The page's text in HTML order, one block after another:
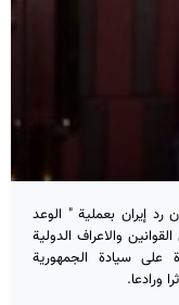
إيران بعملية " الوعد
والاعراف الدولية
على سيادة الجمهورية
ورادعا.